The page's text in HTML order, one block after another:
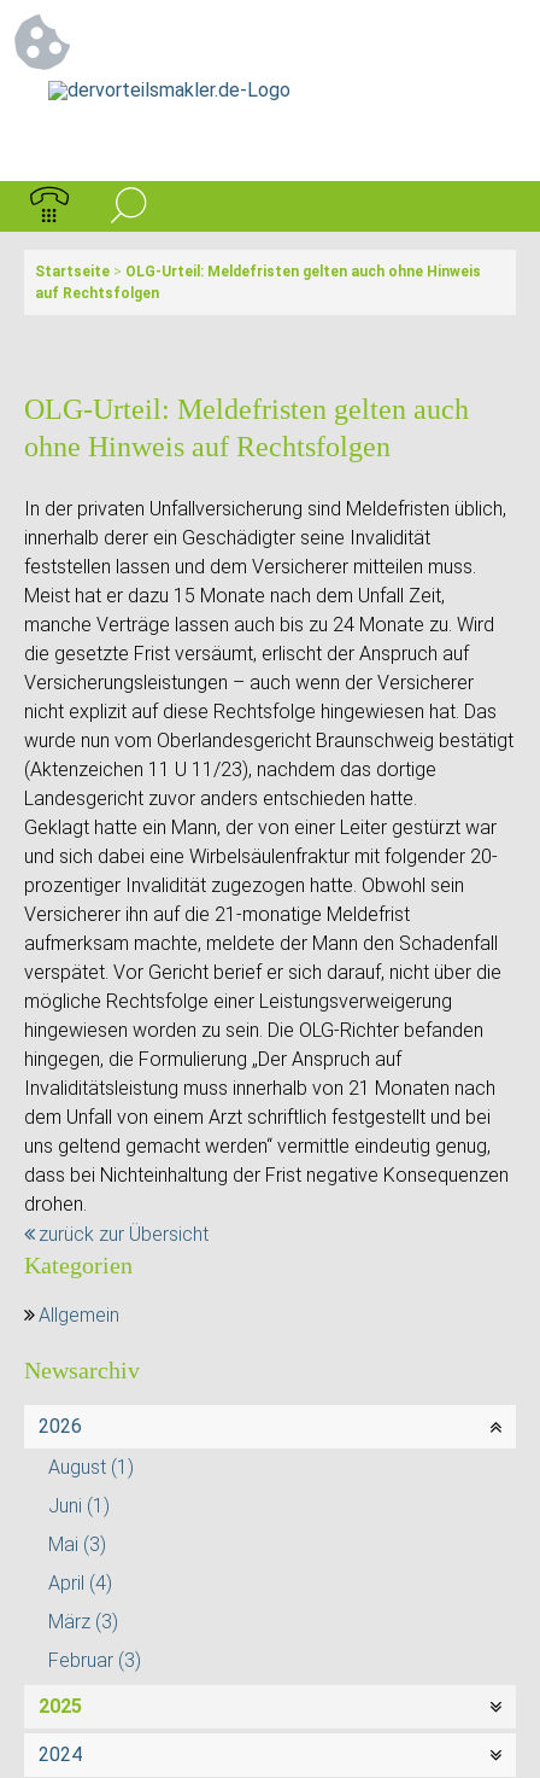
Startseite > OLG-Urteil: Meldefristen gelten auch ohne Hinweis
auf Rechtsfolgen
OLG-Urteil: Meldefristen gelten auch
ohne Hinweis auf Rechtsfolgen
In der privaten Unfallversicherung sind Meldefristen üblich,
innerhalb derer ein Geschädigter seine Invalidität
feststellen lassen und dem Versicherer mitteilen muss.
Meist hat er dazu 15 Monate nach dem Unfall Zeit,
manche Verträge lassen auch bis zu 24 Monate zu. Wird
die gesetzte Frist versäumt, erlischt der Anspruch auf
Versicherungsleistungen – auch wenn der Versicherer
nicht explizit auf diese Rechtsfolge hingewiesen hat. Das
wurde nun vom Oberlandesgericht Braunschweig bestätigt
(Aktenzeichen 11 U 11/23), nachdem das dortige
Landesgericht zuvor anders entschieden hatte.
Geklagt hatte ein Mann, der von einer Leiter gestürzt war
und sich dabei eine Wirbelsäulenfraktur mit folgender 20-
prozentiger Invalidität zugezogen hatte. Obwohl sein
Versicherer ihn auf die 21-monatige Meldefrist
aufmerksam machte, meldete der Mann den Schadenfall
verspätet. Vor Gericht berief er sich darauf, nicht über die
mögliche Rechtsfolge einer Leistungsverweigerung
hingewiesen worden zu sein. Die OLG-Richter befanden
hingegen, die Formulierung „Der Anspruch auf
Invaliditätsleistung muss innerhalb von 21 Monaten nach
dem Unfall von einem Arzt schriftlich festgestellt und bei
uns geltend gemacht werden“ vermittle eindeutig genug,
dass bei Nichteinhaltung der Frist negative Konsequenzen
drohen.
zurück zur Übersicht
Kategorien
Allgemein
Newsarchiv
2026
August (1)
Juni (1)
Mai (3)
April (4)
März (3)
Februar (3)
2025
2024